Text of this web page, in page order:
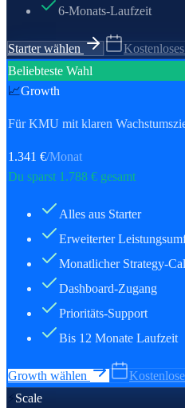
6-Monats-Laufzeit
Starter wählen
Beliebteste Wahl
📈Growth
Für KMU mit klaren
1.341 €/Monat
Du sparst 1.788 € gesamt
Alles aus Starter
Erweiterter
Monatlicher Strategy-
Dashboard-Zugang
Prioritäts-Support
Bis 12 Monate Laufzeit
Growth wählen
Scale